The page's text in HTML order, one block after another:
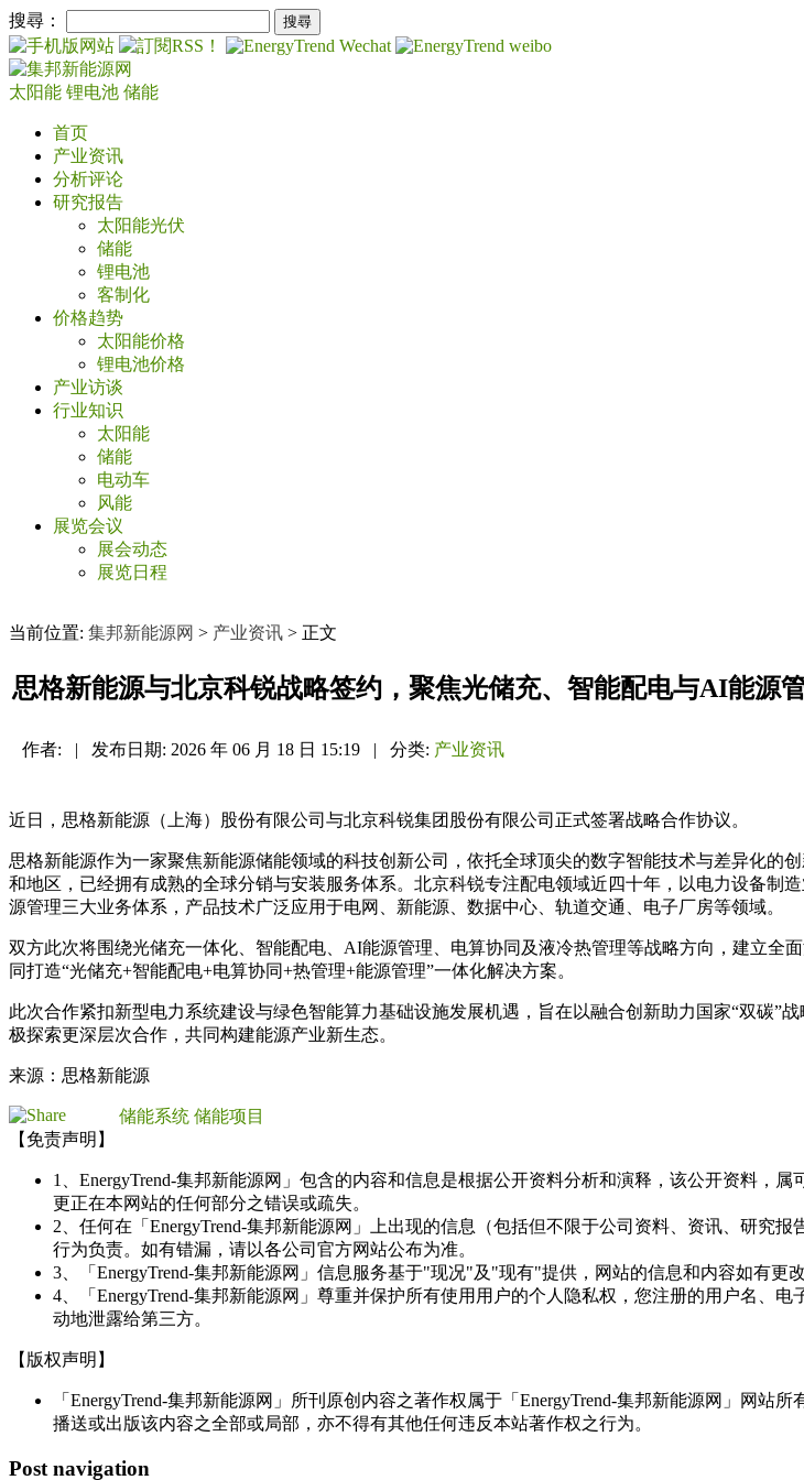
搜尋：
太阳能 锂电池 储能
首页
产业资讯
分析评论
研究报告
太阳能光伏
储能
锂电池
客制化
价格趋势
太阳能价格
锂电池价格
产业访谈
行业知识
太阳能
储能
电动车
风能
展览会议
展会动态
展览日程
当前位置: 集邦新能源网 > 产业资讯 > 正文
思格新能源与北京科锐战略签约，聚焦光储充、智能配电与AI能源
作者: | 发布日期: 2026 年 06 月 18 日 15:19 | 分类: 产业资讯
近日，思格新能源（上海）股份有限公司与北京科锐集团股份有限公司正式签署战略合作协议。
思格新能源作为一家聚焦新能源储能领域的科技创新公司，依托全球顶尖的数字智能技术与差异化的
和地区，已经拥有成熟的全球分销与安装服务体系。北京科锐专注配电领域近四十年，以电力设备制
源管理三大业务体系，产品技术广泛应用于电网、新能源、数据中心、轨道交通、电子厂房等领域。
双方此次将围绕光储充一体化、智能配电、AI能源管理、电算协同及液冷热管理等战略方向，建立全
同打造“光储充+智能配电+电算协同+热管理+能源管理”一体化解决方案。
此次合作紧扣新型电力系统建设与绿色智能算力基础设施发展机遇，旨在以融合创新助力国家“双碳
极探索更深层次合作，共同构建能源产业新生态。
来源：思格新能源
储能系统 储能项目
【免责声明】
1、EnergyTrend-集邦新能源网」包含的内容和信息是根据公开资料分析和演释，该公开资料，
更正在本网站的任何部分之错误或疏失。
2、任何在「EnergyTrend-集邦新能源网」上出现的信息（包括但不限于公司资料、资讯、研究
行为负责。如有错漏，请以各公司官方网站公布为准。
3、「EnergyTrend-集邦新能源网」信息服务基于"现况"及"现有"提供，网站的信息和内容如有更
4、「EnergyTrend-集邦新能源网」尊重并保护所有使用用户的个人隐私权，您注册的用户名、
动地泄露给第三方。
【版权声明】
「EnergyTrend-集邦新能源网」所刊原创内容之著作权属于「EnergyTrend-集邦新能源网」网
播送或出版该内容之全部或局部，亦不得有其他任何违反本站著作权之行为。
Post navigation